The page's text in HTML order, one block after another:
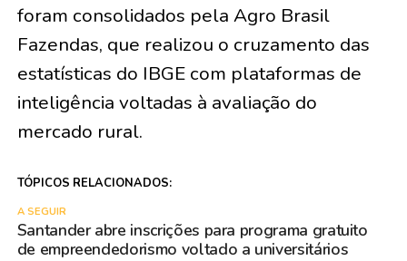
foram consolidados pela Agro Brasil
Fazendas, que realizou o cruzamento das
estatísticas do IBGE com plataformas de
inteligência voltadas à avaliação do
mercado rural.
TÓPICOS RELACIONADOS:
A SEGUIR
Santander abre inscrições para programa gratuito
de empreendedorismo voltado a universitários